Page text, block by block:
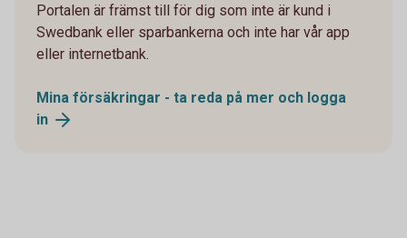
Portalen är främst till för dig som inte är kund i
Swedbank eller sparbankerna och inte har vår app
eller internetbank.
Mina försäkringar - ta reda på mer och logga
in